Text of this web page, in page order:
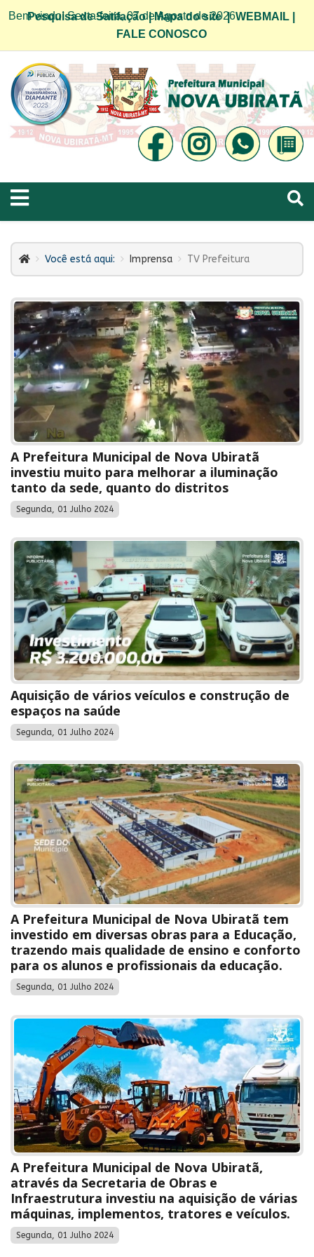
Bem vindo! Sexta-feira, 07 de Agosto de 2026
Pesquisa de Satifação|Mapa do site|WEBMAIL
FALE CONOSCO
Você está aqui: Imprensa TV Prefeitura
A Prefeitura Municipal de Nova Ubiratã
investiu muito para melhorar a iluminação
tanto da sede, quanto do distritos
Segunda, 01 Julho 2024
Aquisição de vários veículos e construção de
espaços na saúde
Segunda, 01 Julho 2024
A Prefeitura Municipal de Nova Ubiratã tem
investido em diversas obras para a Educação,
trazendo mais qualidade de ensino e conforto
para os alunos e profissionais da educação.
Segunda, 01 Julho 2024
A Prefeitura Municipal de Nova Ubiratã,
através da Secretaria de Obras e
Infraestrutura investiu na aquisição de várias
máquinas, implementos, tratores e veículos.
Segunda, 01 Julho 2024